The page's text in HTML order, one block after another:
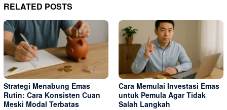
RELATED POSTS
Strategi Menabung Emas
Rutin: Cara Konsisten Cuan
Meski Modal Terbatas
Cara Memulai Investasi Emas
untuk Pemula Agar Tidak
Salah Langkah